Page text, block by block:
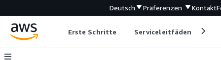
Deutsch Präferenzen Kontakt
Erste Schritte Serviceleitfäden